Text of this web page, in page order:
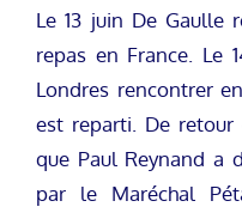
Le 13 juin De Gaulle
repas en France. Le
Londres rencontrer
est reparti. De
que Paul Reynand a
par le Maréchal